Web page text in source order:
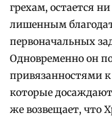
грехам, остается
лишенным
первоначальных
Одновременно он
привязанностями
которые досаждают
же возвещает, что